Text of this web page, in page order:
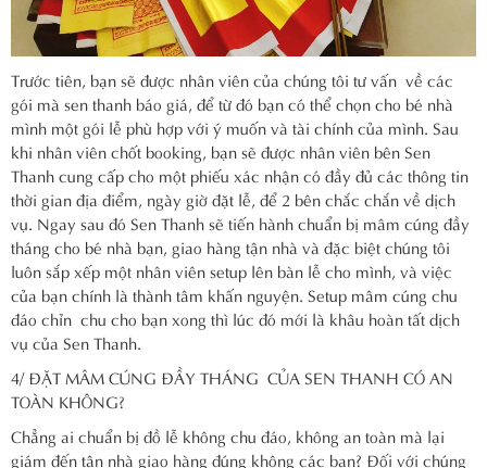
Trước tiên, bạn sẽ được nhân viên của chúng tôi tư vấn về các
gói mà sen thanh báo giá, để từ đó bạn có thể chọn cho bé nhà
mình một gói lễ phù hợp với ý muốn và tài chính của mình. Sau
khi nhân viên chốt booking, bạn sẽ được nhân viên bên Sen
Thanh cung cấp cho một phiếu xác nhận có đầy đủ các thông tin
thời gian địa điểm, ngày giờ đặt lễ, để 2 bên chắc chắn về dịch
vụ. Ngay sau đó Sen Thanh sẽ tiến hành chuẩn bị mâm cúng đầy
tháng cho bé nhà bạn, giao hàng tận nhà và đặc biệt chúng tôi
luôn sắp xếp một nhân viên setup lên bàn lễ cho mình, và việc
của bạn chính là thành tâm khấn nguyện. Setup mâm cúng chu
đáo chỉn chu cho bạn xong thì lúc đó mới là khâu hoàn tất dịch
vụ của Sen Thanh.
4/ ĐẶT MÂM CÚNG ĐẦY THÁNG CỦA SEN THANH CÓ AN
TOÀN KHÔNG?
Chẳng ai chuẩn bị đồ lễ không chu đáo, không an toàn mà lại
giám đến tận nhà giao hàng đúng không các bạn? Đối với chúng